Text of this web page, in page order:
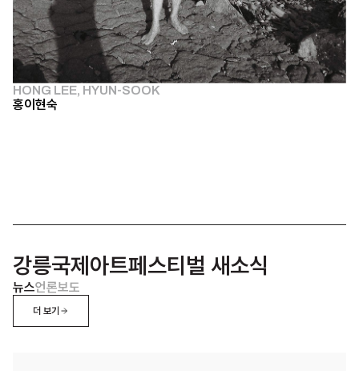
HONG LEE, HYUN-SOOK
홍이현숙
강릉국제아트페스티벌 새소식
뉴스언론보도
더 보기